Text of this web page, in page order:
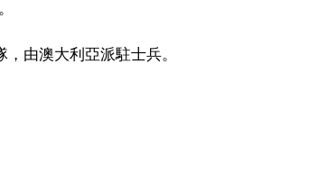
由澳大利亞派駐士兵。